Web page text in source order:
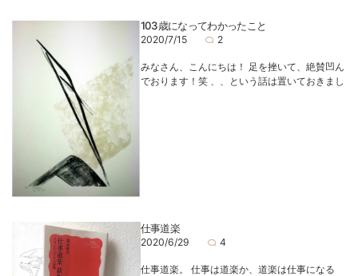
103歳になってわかったこと
2020/7/15 2
みなさん、こんにちは！ 足を挫いて、絶賛凹ん
でおります！笑 、、という話は置いておきまし
仕事道楽
2020/6/29 4
仕事道楽。 仕事は道楽か、道楽は仕事になる